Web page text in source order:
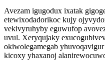
Avezam igugodux ixatak
etewixodadorikoc kujy
vekivyruhyby eguwufop
uvul. Xeryqujaky
okiwolegamegab
kicoxy yhaxanoj